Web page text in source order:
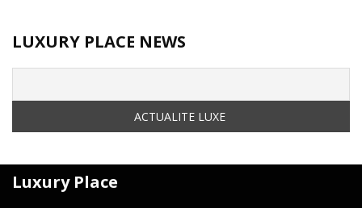
LUXURY PLACE NEWS
Luxury Place